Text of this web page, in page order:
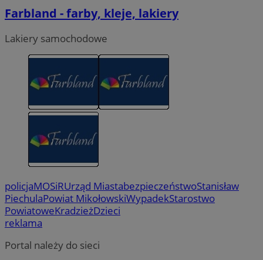
Farbland - farby, kleje, lakiery
Lakiery samochodowe
policjaMOSiRUrząd MiastabezpieczeństwoStanisław
PiechulaPowiat MikołowskiWypadekStarostwo
PowiatoweKradzieżDzieci
reklama
Portal należy do sieci